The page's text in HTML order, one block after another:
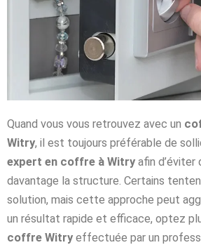
Quand vous vous retrouvez avec un
Witry, il est toujours préférable de
expert en coffre à Witry afin d’éviter
davantage la structure. Certains
solution, mais cette approche peut
un résultat rapide et efficace, optez
coffre Witry effectuée par un